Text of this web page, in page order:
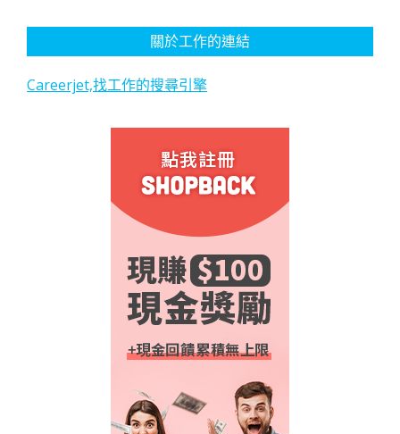
關於工作的連結
Careerjet,找工作的搜尋引擎